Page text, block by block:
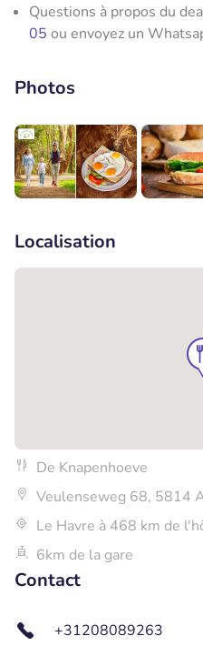
Questions à propos du
05 ou envoyez un
Photos
Localisation
De Knapenhoeve
Veulenseweg 68, 5814
Le Havre à 468 km de
6km de la gare
Contact
+31208089263